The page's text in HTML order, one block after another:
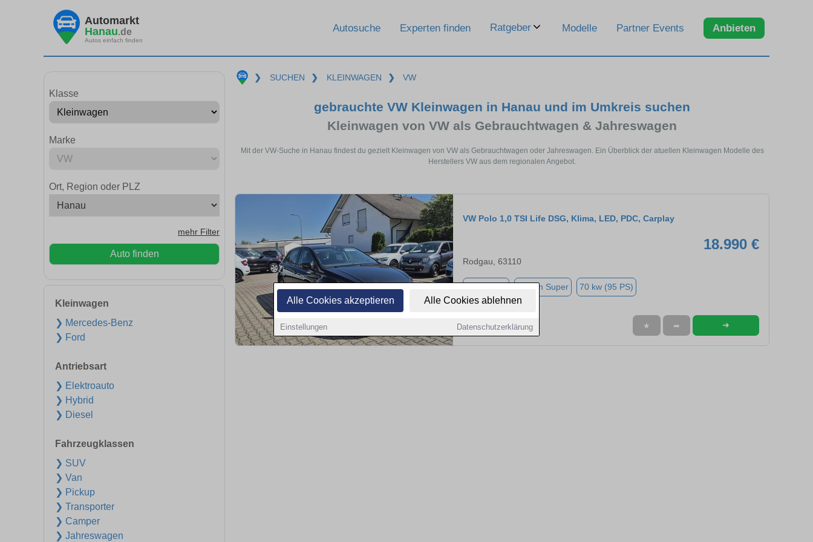
Alle Cookies akzeptieren Alle Cookies ablehnen
Einstellungen Datenschutzerklärung
Automarkt
Hanau.de
Autos einfach finden
Autosuche Experten finden Ratgeber Modelle Partner Events Anbieten
Klasse
Marke
Ort, Region oder PLZ
mehr Filter
Auto finden
Kleinwagen
❯ Mercedes-Benz
❯ Ford
Antriebsart
❯ Elektroauto
❯ Hybrid
❯ Diesel
Fahrzeugklassen
❯ SUV
❯ Van
❯ Pickup
❯ Transporter
❯ Camper
❯ Jahreswagen
❯ SUCHEN ❯ KLEINWAGEN ❯ VW
gebrauchte VW Kleinwagen in Hanau und im Umkreis suchen
Kleinwagen von VW als Gebrauchtwagen & Jahreswagen
Mit der VW-Suche in Hanau findest du gezielt Kleinwagen von VW als Gebrauchtwagen oder Jahreswagen. Ein Überblick der atuellen Kleinwagen Modelle des
Herstellers VW aus dem regionalen Angebot.
VW Polo 1,0 TSI Life DSG, Klima, LED, PDC, Carplay
18.990 €
Rodgau, 63110
Benzin Super 70 kw (95 PS)
★ ➦ ➜